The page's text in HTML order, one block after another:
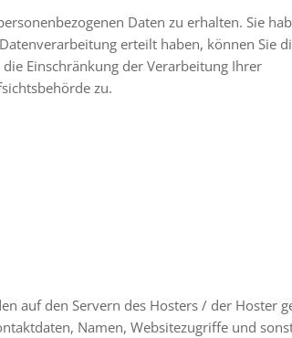
Daten zu erhalten. Sie
erteilt haben, können Sie
Einschränkung der Verarbeitung Ihrer
zu.
auf den Servern des Hosters / der Hoster
Namen, Websitezugriffe und